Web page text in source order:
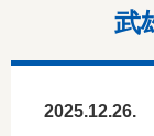
武
2025.12.26.